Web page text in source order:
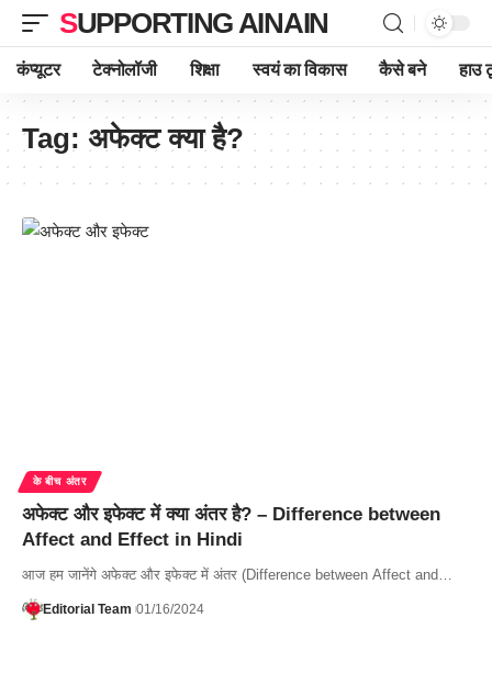
SUPPORTING AINAIN
कंप्यूटर टेक्नोलॉजी शिक्षा स्वयं का विकास कैसे बने हाउ
Tag: अफेक्ट क्या है?
के बीच अंतर
अफेक्ट और इफेक्ट में क्या अंतर है? – Difference between
Affect and Effect in Hindi
आज हम जानेंगे अफेक्ट और इफेक्ट में अंतर (Difference between Affect and…
Editorial Team 01/16/2024